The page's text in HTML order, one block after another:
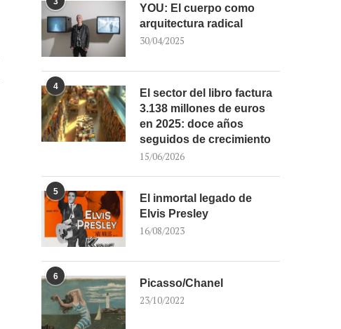
YOU: El cuerpo como
arquitectura radical
30/04/2025
4
El sector del libro factura
3.138 millones de euros
en 2025: doce años
seguidos de crecimiento
15/06/2026
5
El inmortal legado de
Elvis Presley
16/08/2023
6
Picasso/Chanel
23/10/2022